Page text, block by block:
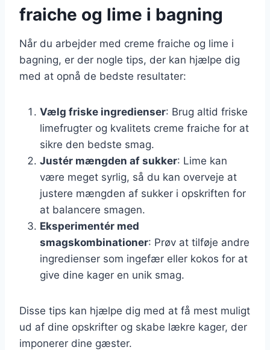
fraiche og lime i bagning
Når du arbejder med creme fraiche og lime i
bagning, er der nogle tips, der kan hjælpe dig
med at opnå de bedste resultater:
Vælg friske ingredienser: Brug altid friske
limefrugter og kvalitets creme fraiche for at
sikre den bedste smag.
Justér mængden af sukker: Lime kan
være meget syrlig, så du kan overveje at
justere mængden af sukker i opskriften for
at balancere smagen.
Eksperimentér med
smagskombinationer: Prøv at tilføje andre
ingredienser som ingefær eller kokos for at
give dine kager en unik smag.
Disse tips kan hjælpe dig med at få mest muligt
ud af dine opskrifter og skabe lækre kager, der
imponerer dine gæster.